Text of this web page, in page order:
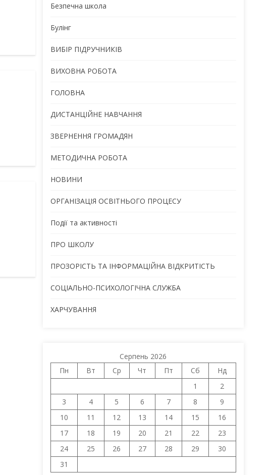
Безпечна школа
Булінг
ВИБІР ПІДРУЧНИКІВ
ВИХОВНА РОБОТА
ГОЛОВНА
ДИСТАНЦІЙНЕ НАВЧАННЯ
ЗВЕРНЕННЯ ГРОМАДЯН
МЕТОДИЧНА РОБОТА
НОВИНИ
ОРГАНІЗАЦІЯ ОСВІТНЬОГО ПРОЦЕСУ
Події та активності
ПРО ШКОЛУ
ПРОЗОРІСТЬ ТА ІНФОРМАЦІЙНА ВІДКРИТІСТЬ
СОЦІАЛЬНО-ПСИХОЛОГІЧНА СЛУЖБА
ХАРЧУВАННЯ
Серпень 2026
Пн
Вт Ср Чт Пт Сб
Нд
1
2
3
4 5 6 7 8
9
10
11 12 13 14 15
16
17
18 19 20 21 22
23
24
25 26 27 28 29
30
31